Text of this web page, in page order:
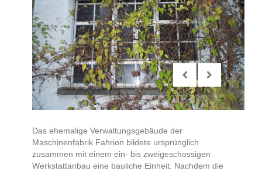
Das ehemalige Verwaltungsgebäude der
Maschinenfabrik Fahrion bildete ursprünglich
zusammen mit einem ein- bis zweigeschossigen
Werkstattanbau eine bauliche Einheit. Nachdem die